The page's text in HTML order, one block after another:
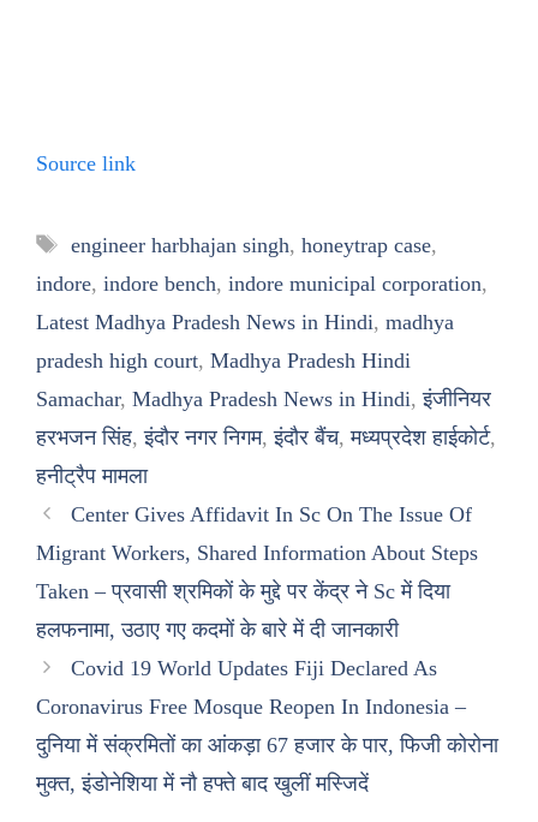
Source link
Tags
engineer harbhajan singh, honeytrap case,
indore, indore bench, indore municipal corporation,
Latest Madhya Pradesh News in Hindi, madhya
pradesh high court, Madhya Pradesh Hindi
Samachar, Madhya Pradesh News in Hindi,इंजीनियर
हरभजन सिंह,इंदौर नगर निगम,इंदौर बैंच,मध्यप्रदेश हाईकोर्ट,
हनीट्रैप मामला
Center Gives Affidavit In Sc On The Issue Of
Migrant Workers, Shared Information About Steps
Taken – प्रवासी श्रमिकों के मुद्दे पर केंद्र ने Sc में दिया
हलफनामा, उठाए गए कदमों के बारे में दी जानकारी
Covid 19 World Updates Fiji Declared As
Coronavirus Free Mosque Reopen In Indonesia –
दुनिया में संक्रमितों का आंकड़ा 67 हजार के पार, फिजी कोरोना
मुक्त, इंडोनेशिया में नौ हफ्ते बाद खुलीं मस्जिदें